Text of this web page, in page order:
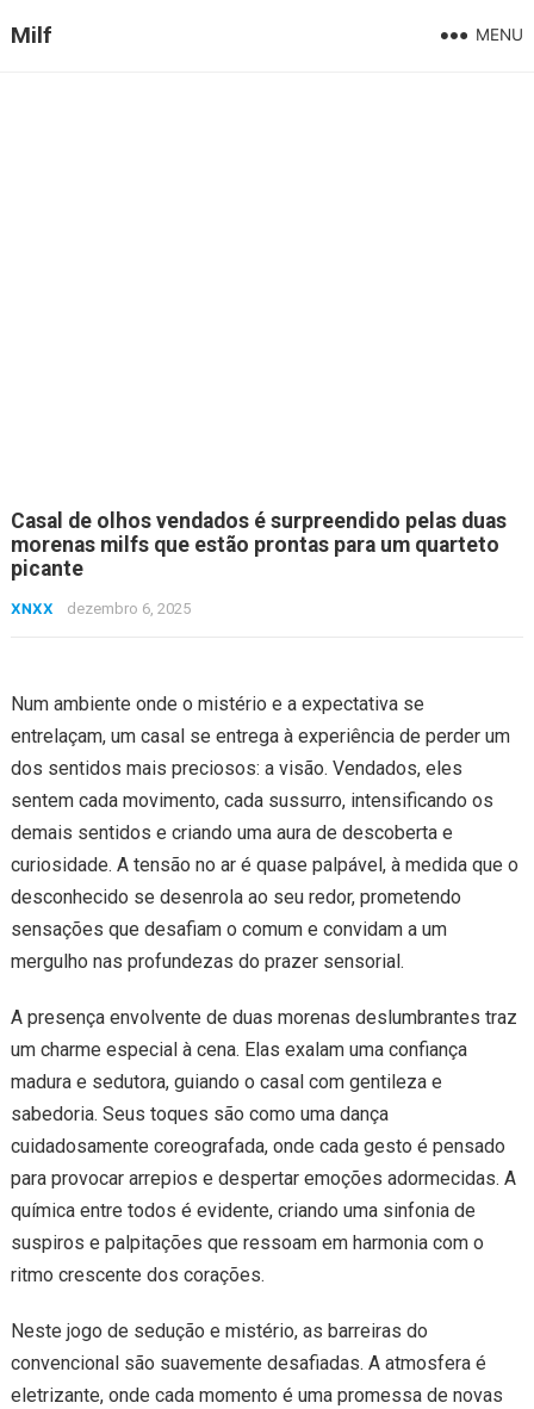
Milf MENU
Casal de olhos vendados é surpreendido pelas duas
morenas milfs que estão prontas para um quarteto
picante
XNXX dezembro 6, 2025
Num ambiente onde o mistério e a expectativa se
entrelaçam, um casal se entrega à experiência de perder um
dos sentidos mais preciosos: a visão. Vendados, eles
sentem cada movimento, cada sussurro, intensificando os
demais sentidos e criando uma aura de descoberta e
curiosidade. A tensão no ar é quase palpável, à medida que o
desconhecido se desenrola ao seu redor, prometendo
sensações que desafiam o comum e convidam a um
mergulho nas profundezas do prazer sensorial.
A presença envolvente de duas morenas deslumbrantes traz
um charme especial à cena. Elas exalam uma confiança
madura e sedutora, guiando o casal com gentileza e
sabedoria. Seus toques são como uma dança
cuidadosamente coreografada, onde cada gesto é pensado
para provocar arrepios e despertar emoções adormecidas. A
química entre todos é evidente, criando uma sinfonia de
suspiros e palpitações que ressoam em harmonia com o
ritmo crescente dos corações.
Neste jogo de sedução e mistério, as barreiras do
convencional são suavemente desafiadas. A atmosfera é
eletrizante, onde cada momento é uma promessa de novas